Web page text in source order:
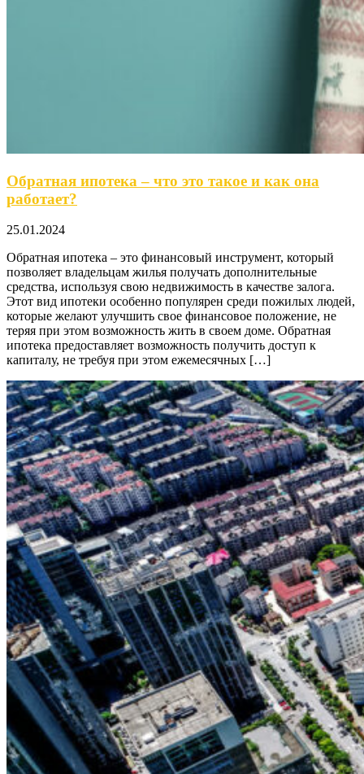
Обратная ипотека – что это такое и как она
работает?
25.01.2024
Обратная ипотека – это финансовый инструмент, который
позволяет владельцам жилья получать дополнительные
средства, используя свою недвижимость в качестве залога.
Этот вид ипотеки особенно популярен среди пожилых людей,
которые желают улучшить свое финансовое положение, не
теряя при этом возможность жить в своем доме. Обратная
ипотека предоставляет возможность получить доступ к
капиталу, не требуя при этом ежемесячных […]